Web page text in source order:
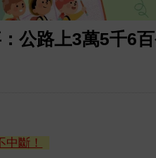
公路上3萬5千6百
斷！